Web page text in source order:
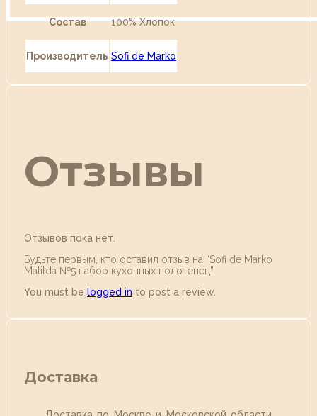
Состав 100% Хлопок
Производитель Sofi de Marko
Отзывы
Отзывов пока нет.
Будьте первым, кто оставил отзыв на “Sofi de Marko
Matilda №5 набор кухонных полотенец”
You must be logged in to post a review.
Доставка